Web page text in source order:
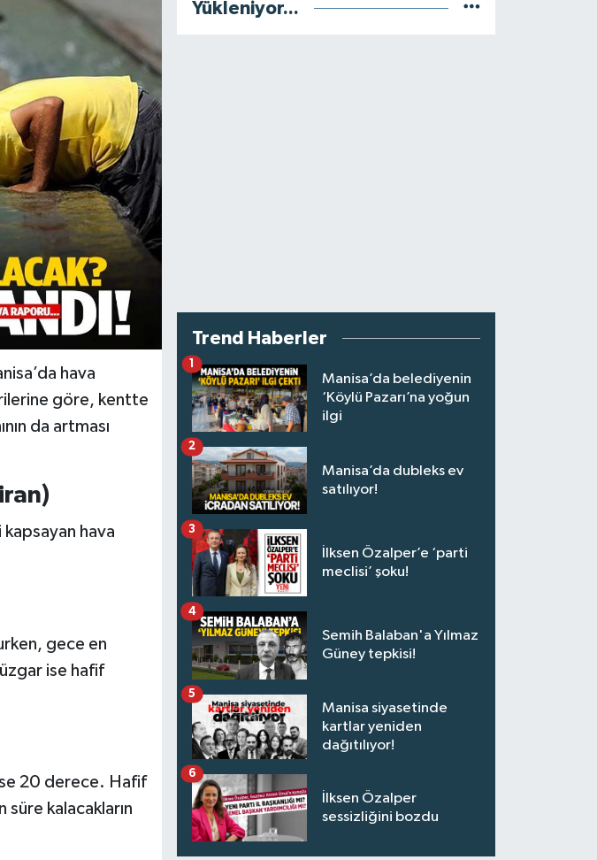
hava
göre, kentte
da artması
hava
gece en
ise hafif
ise 20 derece. Hafif
kalacakların
Yükleniyor...
Trend Haberler
Manisa’da belediyenin
‘Köylü Pazarı’na yoğun
ilgi
1
Manisa’da dubleks ev
satılıyor!
2
İlksen Özalper’e ‘parti
meclisi’ şoku!
3
Semih Balaban'a Yılmaz
Güney tepkisi!
4
Manisa siyasetinde
kartlar yeniden
dağıtılıyor!
5
İlksen Özalper
sessizliğini bozdu
6